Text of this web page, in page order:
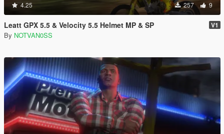
4.25 257 9
Leatt GPX 5.5 & Velocity 5.5 Helmet MP & SP V1
By NOTVAN0SS